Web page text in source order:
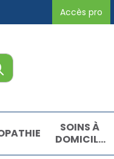
Accès pro
SOINS À
DOMICILE
ET